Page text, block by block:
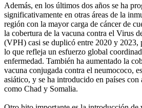
Además, en los últimos dos años se ha
significativamente en otras áreas de la
región con la mayor carga de cáncer de
la cobertura de la vacuna contra el Virus
(VPH) casi se duplicó entre 2020 y 2023,
lo que refleja un esfuerzo global
enfermedad. También ha aumentado la
vacuna conjugada contra el neumococo,
asiático, y se ha introducido en países con
como Chad y Somalia.